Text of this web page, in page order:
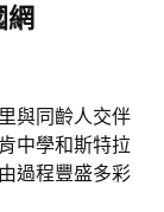
網
與同齡人交伴
中學和斯特拉
過程豐盛多彩